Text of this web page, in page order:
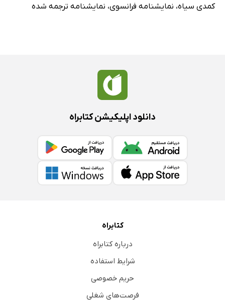
کمدی سیاه، نمایشنامه فرانسوی، نمایشنامه ترجمه شده
دانلود اپلیکیشن کتابراه
کتابراه
درباره کتابراه
شرایط استفاده
حریم خصوصی
فرصت‌های شغلی